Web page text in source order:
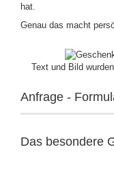
hat.
Genau das macht
Text und Bild
Anfrage -
Das besondere